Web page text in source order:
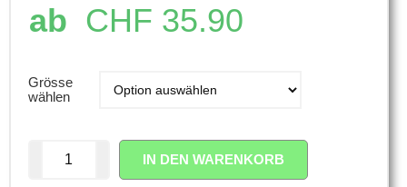
ab CHF 35.90
Grösse
wählen
IN DEN WARENKORB